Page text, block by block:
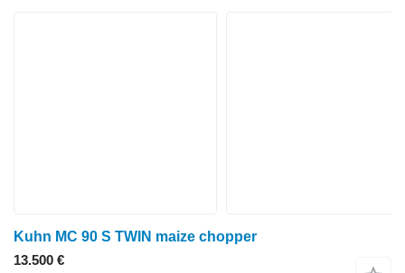
Kuhn MC 90 S TWIN maize chopper
13.500 €